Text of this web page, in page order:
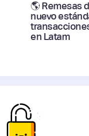
🌎 Remesas
nuevo
en Latam